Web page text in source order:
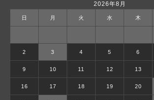
2026年8月
日 月 火 水 木
2 3 4 5 6
9 10 11 12 13
16 17 18 19 20